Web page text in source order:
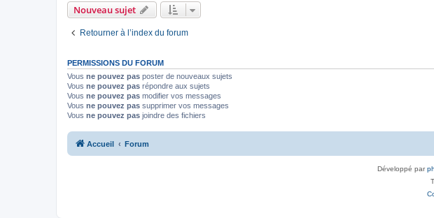
Nouveau sujet
Retourner à l’index du forum
PERMISSIONS DU FORUM
Vous ne pouvez pas poster de nouveaux sujets
Vous ne pouvez pas répondre aux sujets
Vous ne pouvez pas modifier vos messages
Vous ne pouvez pas supprimer vos messages
Vous ne pouvez pas joindre des fichiers
Accueil Forum
Développé par